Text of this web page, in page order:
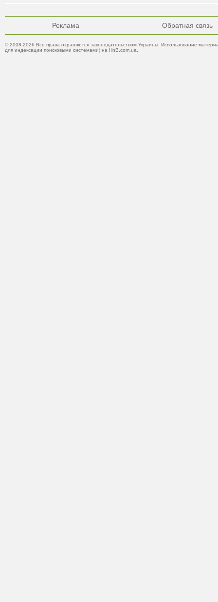
Реклама Обратная связь
© 2008-2026 Все права охраняются законодательством Украины. Использование
для индексации поисковыми системами) на HnB.com.ua.